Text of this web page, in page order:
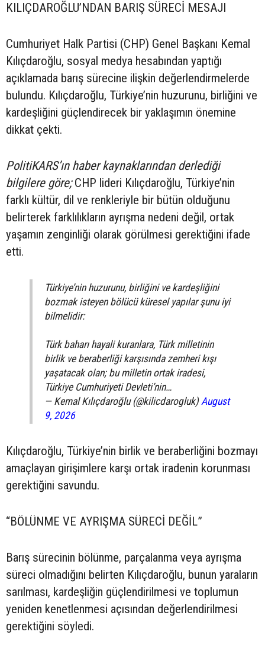
KILIÇDAROĞLU’NDAN BARIŞ SÜRECİ MESAJI
Cumhuriyet Halk Partisi (CHP) Genel Başkanı Kemal
Kılıçdaroğlu, sosyal medya hesabından yaptığı
açıklamada barış sürecine ilişkin değerlendirmelerde
bulundu. Kılıçdaroğlu, Türkiye’nin huzurunu, birliğini ve
kardeşliğini güçlendirecek bir yaklaşımın önemine
dikkat çekti.
PolitiKARS’ın haber kaynaklarından derlediği
bilgilere göre;CHP lideri Kılıçdaroğlu, Türkiye’nin
farklı kültür, dil ve renkleriyle bir bütün olduğunu
belirterek farklılıkların ayrışma nedeni değil, ortak
yaşamın zenginliği olarak görülmesi gerektiğini ifade
etti.
Türkiye’nin huzurunu, birliğini ve kardeşliğini
bozmak isteyen bölücü küresel yapılar şunu iyi
bilmelidir:
Türk baharı hayali kuranlara, Türk milletinin
birlik ve beraberliği karşısında zemheri kışı
yaşatacak olan; bu milletin ortak iradesi,
Türkiye Cumhuriyeti Devleti’nin…
— Kemal Kılıçdaroğlu (@kilicdarogluk)August
9, 2026
Kılıçdaroğlu, Türkiye’nin birlik ve beraberliğini bozmayı
amaçlayan girişimlere karşı ortak iradenin korunması
gerektiğini savundu.
“BÖLÜNME VE AYRIŞMA SÜRECİ DEĞİL”
Barış sürecinin bölünme, parçalanma veya ayrışma
süreci olmadığını belirten Kılıçdaroğlu, bunun yaraların
sarılması, kardeşliğin güçlendirilmesi ve toplumun
yeniden kenetlenmesi açısından değerlendirilmesi
gerektiğini söyledi.